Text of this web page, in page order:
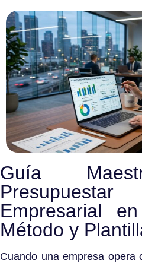
Guía
Presupuestar
Empresarial
Método y
Cuando una empresa opera